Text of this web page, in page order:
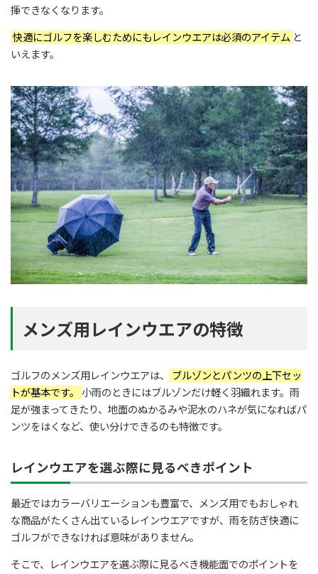
揮できなくなります。
快適にゴルフを楽しむためにもレインウエアは必須のアイテム と
いえます。
メンズ用レインウエアの特徴
ゴルフのメンズ用レインウエアは、
ブルゾンとパンツの上下セッ
トが基本です。 小雨のときにはブルゾンだけ軽く羽織れます。雨
足が強まってきたり、地面のぬかるみや泥水のハネが気になればパ
ンツをはくなど、使い分けできるのも特徴です。
レインウエアを選ぶ際に見るべきポイント
最近ではカラーバリエーションも豊富で、メンズ用でもおしゃれ
な商品がたくさん出ているレインウエアですが、雨を防ぎ快適に
ゴルフができなければ意味がありません。
そこで、レインウエアを選ぶ際に見るべき機能面でのポイントを